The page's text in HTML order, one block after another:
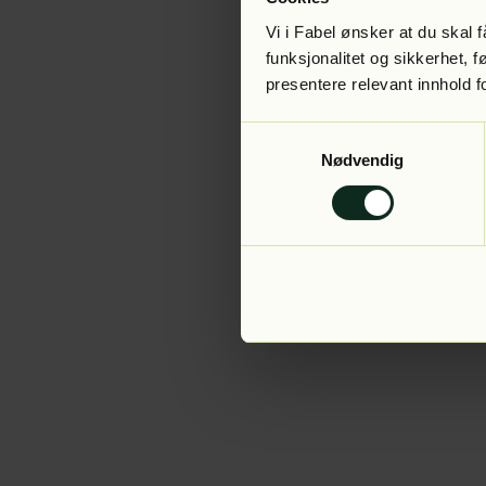
Vi i Fabel ønsker at du skal
funksjonalitet og sikkerhet,
presentere relevant innhold
Nødvendig
Application